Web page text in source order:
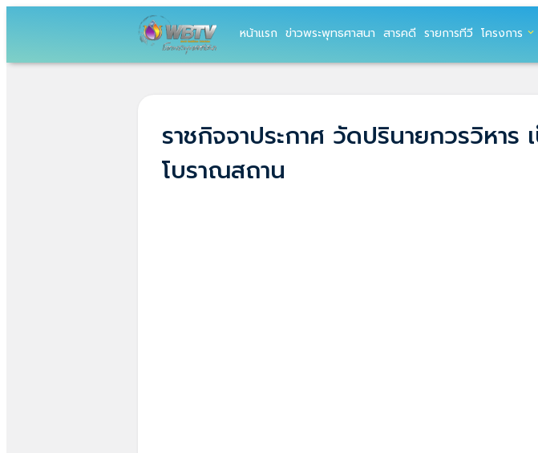
หน้าแรก ข่าวพระพุทธศาสนา สารคดี รายการทีวี โครงการ expand_more
ราชกิจจาประกาศ วัดปรินายกวรวิหาร
โบราณสถาน